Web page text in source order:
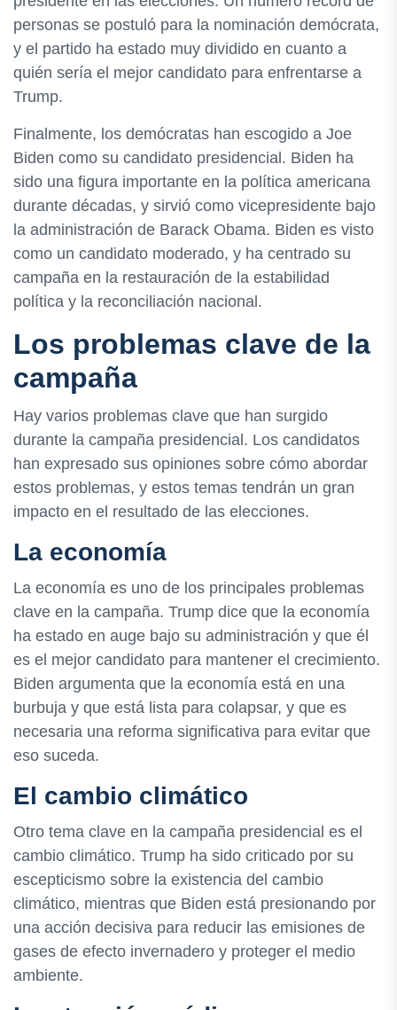
personas se postuló para la nominación demócrata,
y el partido ha estado muy dividido en cuanto a
quién sería el mejor candidato para enfrentarse a
Trump.
Finalmente, los demócratas han escogido a Joe
Biden como su candidato presidencial. Biden ha
sido una figura importante en la política americana
durante décadas, y sirvió como vicepresidente bajo
la administración de Barack Obama. Biden es visto
como un candidato moderado, y ha centrado su
campaña en la restauración de la estabilidad
política y la reconciliación nacional.
Los problemas clave de la
campaña
Hay varios problemas clave que han surgido
durante la campaña presidencial. Los candidatos
han expresado sus opiniones sobre cómo abordar
estos problemas, y estos temas tendrán un gran
impacto en el resultado de las elecciones.
La economía
La economía es uno de los principales problemas
clave en la campaña. Trump dice que la economía
ha estado en auge bajo su administración y que él
es el mejor candidato para mantener el crecimiento.
Biden argumenta que la economía está en una
burbuja y que está lista para colapsar, y que es
necesaria una reforma significativa para evitar que
eso suceda.
El cambio climático
Otro tema clave en la campaña presidencial es el
cambio climático. Trump ha sido criticado por su
escepticismo sobre la existencia del cambio
climático, mientras que Biden está presionando por
una acción decisiva para reducir las emisiones de
gases de efecto invernadero y proteger el medio
ambiente.